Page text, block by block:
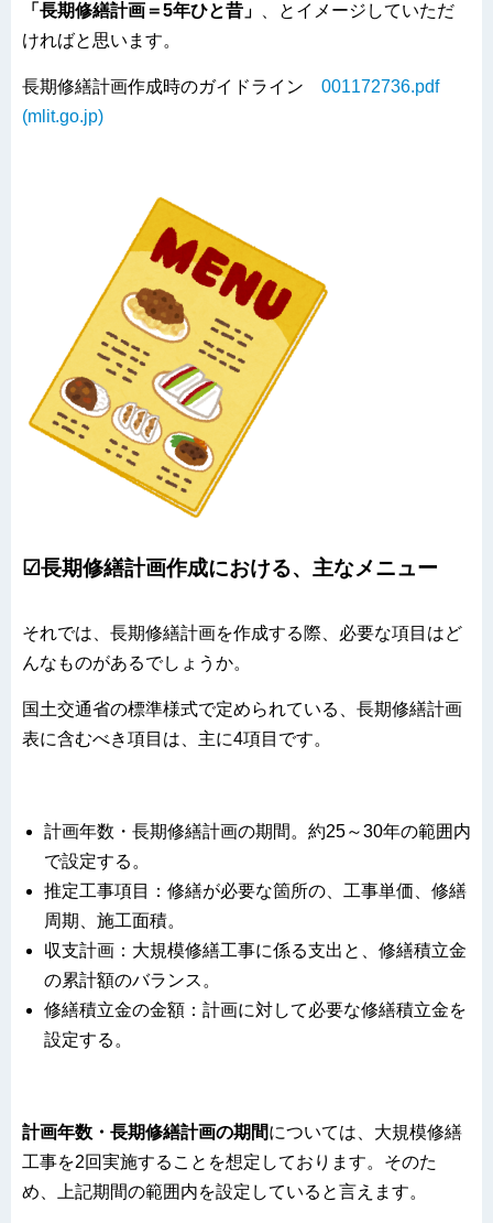
「長期修繕計画＝5年ひと昔」
、とイメージしていただ
ければと思います。
長期修繕計画作成時のガイドライン 001172736.pdf
(mlit.go.jp)
☑長期修繕計画作成における、主なメニュー
それでは、長期修繕計画を作成する際、必要な項目はど
んなものがあるでしょうか。
国土交通省の標準様式で定められている、長期修繕計画
表に含むべき項目は、主に4項目です。
計画年数・長期修繕計画の期間。約25～30年の範囲内
で設定する。
推定工事項目：修繕が必要な箇所の、工事単価、修繕
周期、施工面積。
収支計画：大規模修繕工事に係る支出と、修繕積立金
の累計額のバランス。
修繕積立金の金額：計画に対して必要な修繕積立金を
設定する。
計画年数・長期修繕計画の期間については、大規模修繕
工事を2回実施することを想定しております。そのた
め、上記期間の範囲内を設定していると言えます。